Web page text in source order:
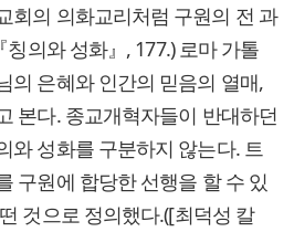
회의 의화교리처럼 구원의 전 과
의와 성화』, 177.) 로마 가톨
의 은혜와 인간의 믿음의 열매,
본다. 종교개혁자들이 반대하던
와 성화를 구분하지 않는다. 트
구원에 합당한 선행을 할 수 있
것으로 정의했다.([최덕성 칼